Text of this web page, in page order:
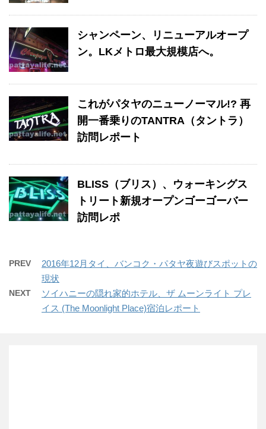
シャンペーン、リニューアルオープ
ン。LKメトロ最大規模店へ。
これがパタヤのニューノーマル!? 再
開一番乗りのTANTRA（タントラ）
訪問レポート
BLISS（ブリス）、ウォーキングス
トリート新規オープンゴーゴーバー
訪問レポ
PREV
2016年12月タイ、バンコク・パタヤ夜遊びスポットの
現状
NEXT
ソイハニーの隠れ家的ホテル、ザ ムーンライト プレ
イス (The Moonlight Place)宿泊レポート